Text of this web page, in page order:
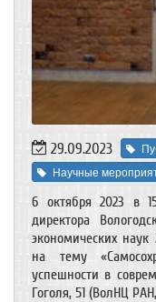
29.09.2023
Научные
6 октября 2023 в
директора
экономических
на тему
успешности в
Гоголя, 51 (ВолНЦ